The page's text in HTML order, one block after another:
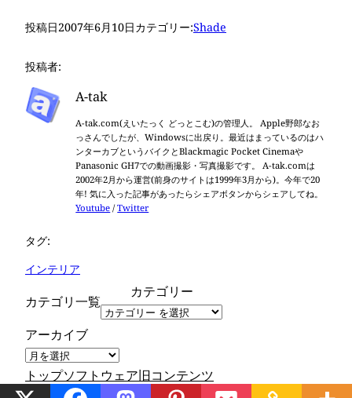
投稿日2007年6月10日カテゴリー:Shade
投稿者:
A-tak
A-tak.com(えいたっく どっとこむ)の管理人。 Apple野郎なお
っさんでしたが、Windowsに出戻り。最近はまっているのはハ
ンターカブというバイクとBlackmagic Pocket Cinemaや
Panasonic GH7での動画撮影・写真撮影です。 A-tak.comは
2002年2月から運営(前身のサイトは1999年3月から)。今年で20
年! 気に入った記事があったらシェアボタンからシェアしてね。
Youtube /Twitter
タグ:
インテリア
カテゴリ一覧
カテゴリー
アーカイブ
トップソフトウェア旧コンテンツ